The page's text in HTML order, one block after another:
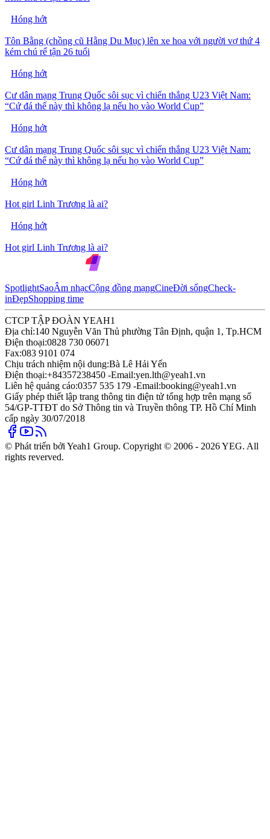
Hóng hớt
Tôn Bằng (chồng cũ Hằng Du Mục) lên xe hoa với người vợ thứ 4
kém chú rể tận 26 tuổi
Hóng hớt
Cư dân mạng Trung Quốc sôi sục vì chiến thắng U23 Việt Nam:
“Cứ đá thế này thì không lạ nếu họ vào World Cup”
Hóng hớt
Cư dân mạng Trung Quốc sôi sục vì chiến thắng U23 Việt Nam:
“Cứ đá thế này thì không lạ nếu họ vào World Cup”
Hóng hớt
Hot girl Linh Trương là ai?
Hóng hớt
Hot girl Linh Trương là ai?
SpotlightSaoÂm nhạcCộng đồng mạngCineĐời sốngCheck-
inĐẹpShopping time
CTCP TẬP ĐOÀN YEAH1
Địa chỉ:140 Nguyễn Văn Thủ phường Tân Định, quận 1, Tp.HCM
Điện thoại:0828 730 06071
Fax:083 9101 074
Chịu trách nhiệm nội dung:Bà Lê Hải Yến
Điện thoại:+84357238450 -Email:yen.lth@yeah1.vn
Liên hệ quảng cáo:0357 535 179 -Email:booking@yeah1.vn
Giấy phép thiết lập trang thông tin điện tử tổng hợp trên mạng số
54/GP-TTĐT do Sở Thông tin và Truyền thông TP. Hồ Chí Minh
cấp ngày 30/07/2018
© Phát triển bởi Yeah1 Group. Copyright © 2006 - 2026 YEG. All
rights reverved.